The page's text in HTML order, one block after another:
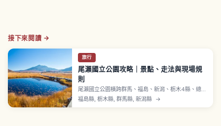
接下來閱讀 →
旅行
尾瀨國立公園攻略｜景點、走法與現場規
則
尾瀨國立公園橫跨群馬、福島、新潟、栃木4縣、總面
積約37222公頃，2007年8月從日光國立公園分離獨
立。尾瀨原為本州最大高層濕原、海拔約1400公尺、
福島縣, 栃木縣, 群馬縣, 新潟縣 →